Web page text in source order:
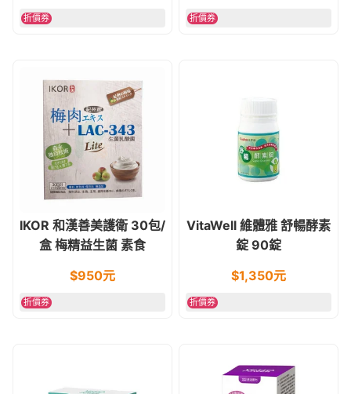
折價券 折價券
IKOR 和漢善美護衛 30包/
盒 梅精益生菌 素食
$950元
折價券
VitaWell 維體雅 舒暢酵素
錠 90錠
$1,350元
折價券